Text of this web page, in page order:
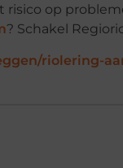
risico op
? Schakel
riolering-